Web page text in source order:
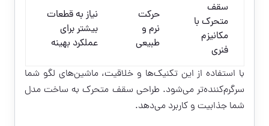
سقف
متحرک با
مکانیزم
فنری
حرکت
نرم و
طبیعی
نیاز به قطعات
بیشتر برای
عملکرد بهینه
با استفاده از این تکنیک‌ها و خلاقیت، ماشین‌های لگو شما
سرگرم‌کننده‌تر می‌شود. طراحی سقف متحرک به ساخت مدل
شما جذابیت و کاربرد می‌دهد.